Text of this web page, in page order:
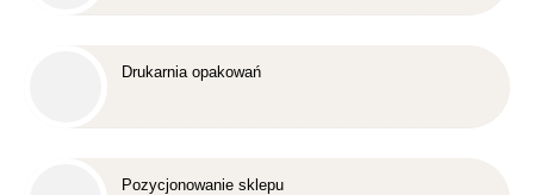
Drukarnia opakowań
Pozycjonowanie sklepu